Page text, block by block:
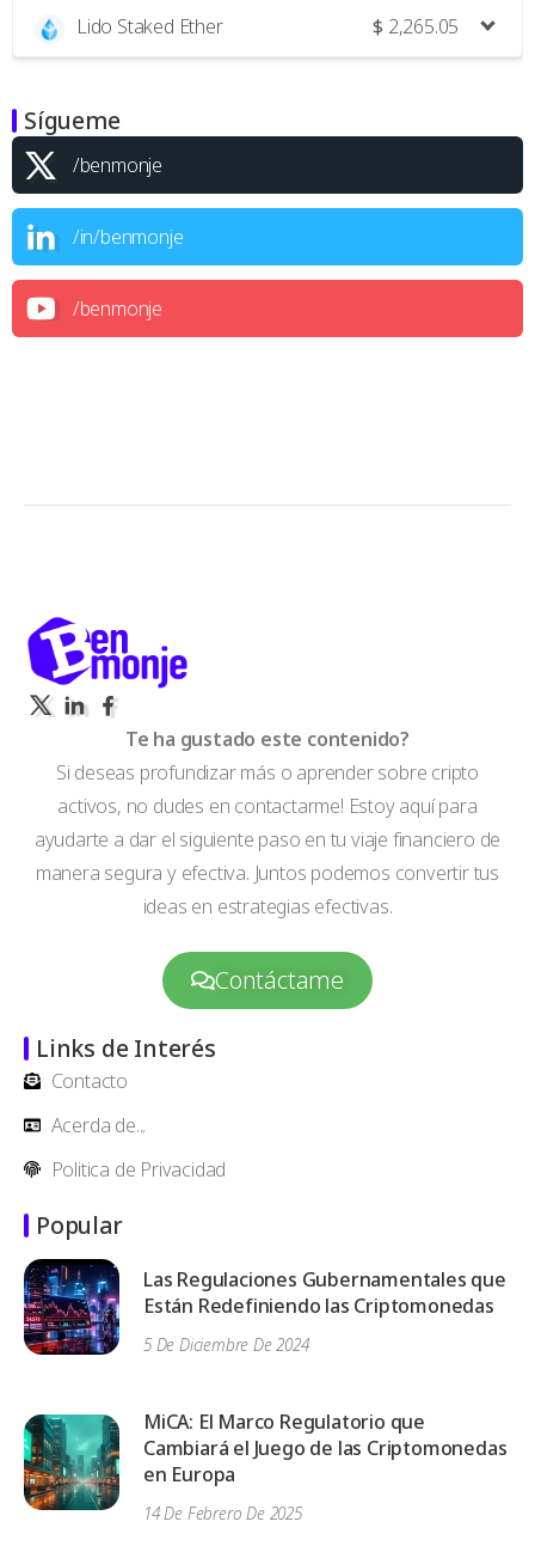
Lido Staked Ether $ 2,265.05
Sígueme
/benmonje
/in/benmonje
/benmonje
Te ha gustado este contenido?
Si deseas profundizar más o aprender sobre cripto
activos, no dudes en contactarme! Estoy aquí para
ayudarte a dar el siguiente paso en tu viaje financiero de
manera segura y efectiva. Juntos podemos convertir tus
ideas en estrategias efectivas.
Contáctame
Links de Interés
Contacto
Acerda de...
Politica de Privacidad
Popular
Las Regulaciones Gubernamentales que
Están Redefiniendo las Criptomonedas
5 De Diciembre De 2024
MiCA: El Marco Regulatorio que
Cambiará el Juego de las Criptomonedas
en Europa
14 De Febrero De 2025